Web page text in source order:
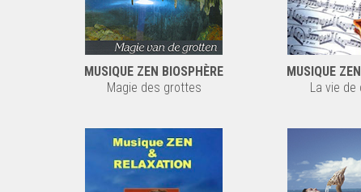
MUSIQUE ZEN BIOSPHÈRE
Magie des grottes
MUSIQUE
La vie de